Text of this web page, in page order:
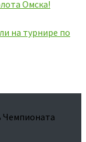
Омска!
на турнире по
Чемпионата